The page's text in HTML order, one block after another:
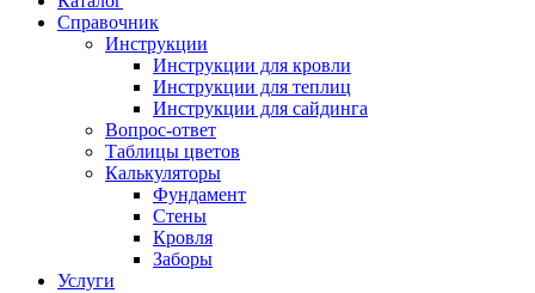
Cправочник
Инструкции
Инструкции для кровли
Инструкции для теплиц
Инструкции для сайдинга
Вопрос-ответ
Таблицы цветов
Калькуляторы
Фундамент
Стены
Кровля
Заборы
Услуги